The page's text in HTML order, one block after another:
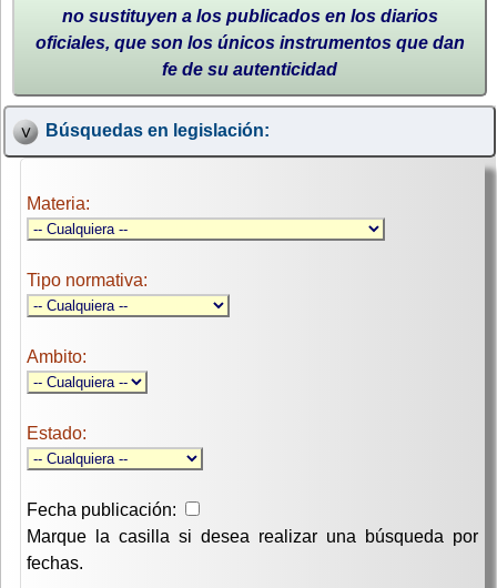
no sustituyen a los publicados en los diarios
oficiales, que son los únicos instrumentos que dan
fe de su autenticidad
Búsquedas en legislación:
Materia:
Tipo normativa:
Ambito:
Estado:
Fecha publicación:
Marque la casilla si desea realizar una búsqueda por
fechas.